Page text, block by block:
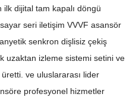
ilk dijital tam kapalı döngü
seri iletişim VVVF asansör
senkron dişlisiz çekiş
uzaktan izleme sistemi setini ve
ve uluslararası lider
profesyonel hizmetler